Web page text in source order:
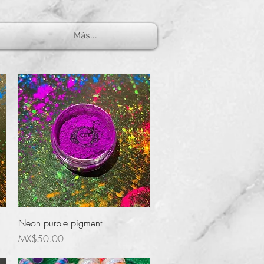
Más...
Quick View
Neon purple pigment
Price
MX$50.00